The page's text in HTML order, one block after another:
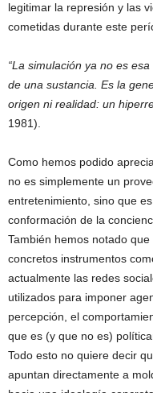
legitimar la represión y las
cometidas durante este
“La simulación ya no es
de una sustancia. Es la
origen ni realidad: un
1981).
Como hemos podido
no es simplemente un
entretenimiento, sino que
conformación de la
También hemos notado
concretos instrumentos
actualmente las redes
utilizados para imponer
percepción, el
que es (y que no es)
Todo esto no quiere decir
apuntan directamente a